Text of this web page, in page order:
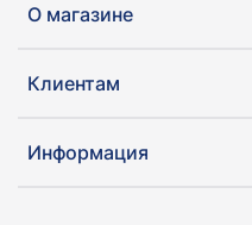
О магазине
Клиентам
Информация